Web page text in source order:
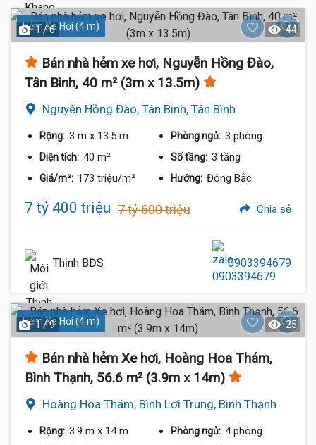
Hẻm Xe Hơi (4 m)
1 / 6 44
Bán nhà hẻm xe hơi, Nguyễn Hồng Đào,
Tân Bình, 40 m² (3m x 13.5m)
Nguyễn Hồng Đào, Tân Bình, Tân Bình
Rộng: 3 m x 13.5 m Phòng ngủ: 3 phòng
Diện tích: 40 m² Số tầng: 3 tầng
Giá/m²: 173 triệu/m² Hướng: Đông Bắc
7 tỷ 400 triệu 7 tỷ 600 triệu Chia sẻ
Thịnh BĐS 0903394679
Hẻm Xe Hơi (4 m)
1 / 9 25
Bán nhà hẻm Xe hơi, Hoàng Hoa Thám,
Bình Thạnh, 56.6 m² (3.9m x 14m)
Hoàng Hoa Thám, Bình Lợi Trung, Bình Thạnh
Rộng: 3.9 m x 14 m Phòng ngủ: 4 phòng